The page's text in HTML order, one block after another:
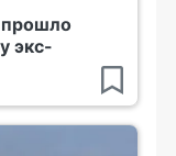
прошло
экс-